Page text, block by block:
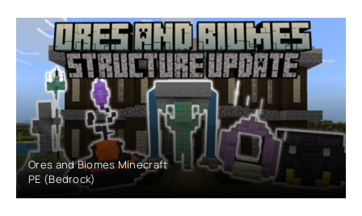
Ores and Biomes Minecraft
PE (Bedrock)